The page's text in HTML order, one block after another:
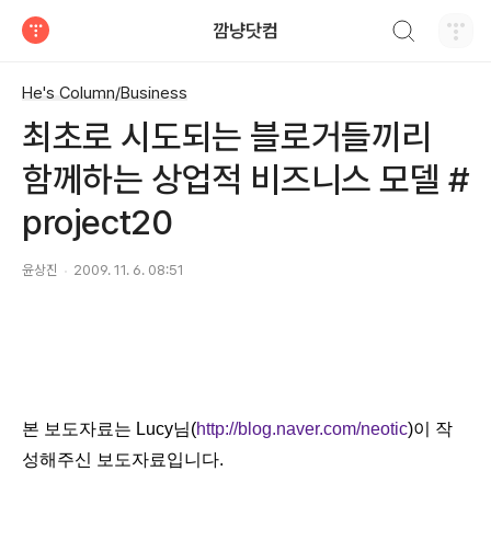
깜냥닷컴
He's Column/Business
최초로 시도되는 블로거들끼리
함께하는 상업적 비즈니스 모델 #
project20
윤상진 2009. 11. 6. 08:51
본 보도자료는 Lucy님(http://blog.naver.com/neotic)이 작
성해주신 보도자료입니다.